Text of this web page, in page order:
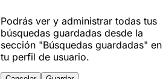
Podrás ver y administrar todas tus
búsquedas guardadas desde la
sección "Búsquedas guardadas" en
tu perfil de usuario.